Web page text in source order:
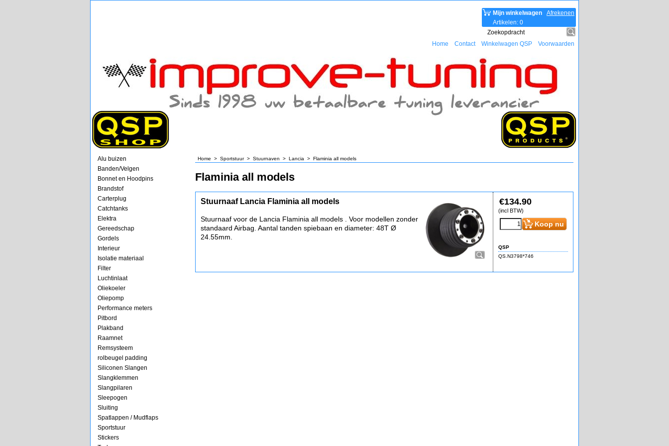
Afrekenen
Mijn winkelwagen
Artikelen: 0
Home Contact Winkelwagen QSP Voorwaarden
Alu buizen
Banden/Velgen
Bonnet en Hoodpins
Brandstof
Carterplug
Catchtanks
Elektra
Gereedschap
Gordels
Interieur
Isolatie materiaal
Filter
Luchtinlaat
Oliekoeler
Oliepomp
Performance meters
Pitbord
Plakband
Raamnet
Remsysteem
rolbeugel padding
Siliconen Slangen
Slangklemmen
Slangpilaren
Sleepogen
Sluiting
Spatlappen / Mudflaps
Sportstuur
Stickers
Home > Sportstuur> Stuurnaven > Lancia > Flaminia all models
Flaminia all models
€134.90
(incl BTW)
Koop nu
QSP
QS.N3798*746
Stuurnaaf Lancia Flaminia all models
Stuurnaaf voor de Lancia Flaminia all models . Voor modellen zonder
standaard Airbag. Aantal tanden spiebaan en diameter: 48T Ø
24.55mm.